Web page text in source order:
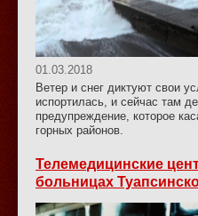
01.03.2018
Ветер и снег диктуют свои
испортилась, и сейчас там
предупреждение, которое
горных районов.
Телемедицинские
больницах